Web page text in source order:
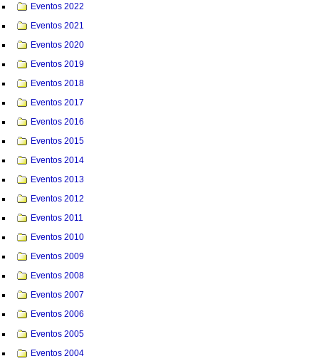
Eventos 2022
Eventos 2021
Eventos 2020
Eventos 2019
Eventos 2018
Eventos 2017
Eventos 2016
Eventos 2015
Eventos 2014
Eventos 2013
Eventos 2012
Eventos 2011
Eventos 2010
Eventos 2009
Eventos 2008
Eventos 2007
Eventos 2006
Eventos 2005
Eventos 2004